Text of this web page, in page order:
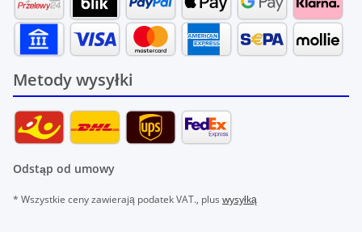
Metody wysyłki
Odstąp od umowy
* Wszystkie ceny zawierają podatek VAT., plus wysyłką